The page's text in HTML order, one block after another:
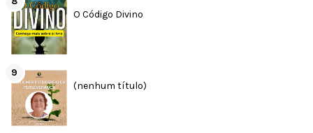
O Código Divino
(nenhum título)